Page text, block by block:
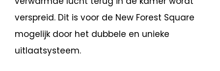
verspreid. Dit is voor de New Forest Square
mogelijk door het dubbele en unieke
uitlaatsysteem.